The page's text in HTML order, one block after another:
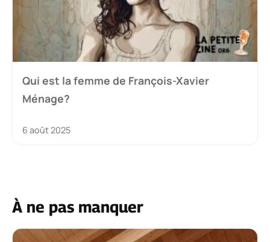
Qui est la femme de François-Xavier
Ménage?
6 août 2025
À ne pas manquer